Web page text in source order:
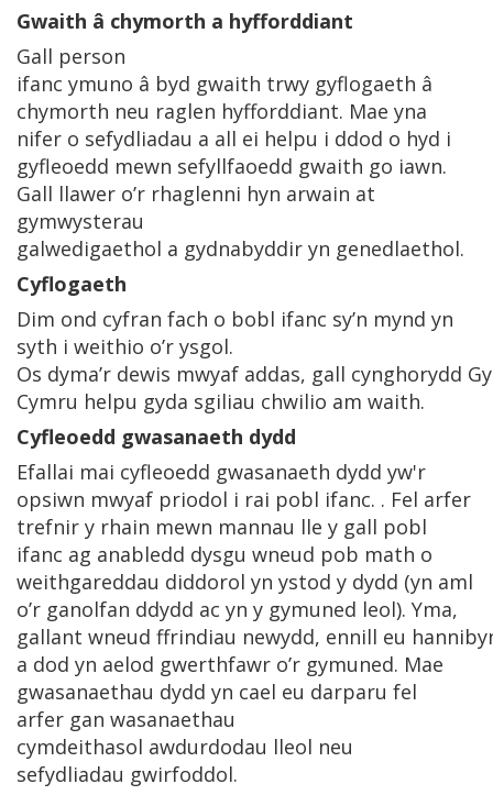
Gwaith â chymorth a hyfforddiant
Gall person
ifanc ymuno â byd gwaith trwy gyflogaeth â
chymorth neu raglen hyfforddiant. Mae yna
nifer o sefydliadau a all ei helpu i ddod o hyd i
gyfleoedd mewn sefyllfaoedd gwaith go iawn.
Gall llawer o’r rhaglenni hyn arwain at
gymwysterau
galwedigaethol a gydnabyddir yn genedlaethol.
Cyflogaeth
Dim ond cyfran fach o bobl ifanc sy’n mynd yn
syth i weithio o’r ysgol.
Os dyma’r dewis mwyaf addas, gall cynghorydd
Cymru helpu gyda sgiliau chwilio am waith.
Cyfleoedd gwasanaeth dydd
Efallai mai cyfleoedd gwasanaeth dydd yw'r
opsiwn mwyaf priodol i rai pobl ifanc. . Fel arfer
trefnir y rhain mewn mannau lle y gall pobl
ifanc ag anabledd dysgu wneud pob math o
weithgareddau diddorol yn ystod y dydd (yn aml
o’r ganolfan ddydd ac yn y gymuned leol). Yma,
gallant wneud ffrindiau newydd, ennill eu
a dod yn aelod gwerthfawr o’r gymuned. Mae
gwasanaethau dydd yn cael eu darparu fel
arfer gan wasanaethau
cymdeithasol awdurdodau lleol neu
sefydliadau gwirfoddol.